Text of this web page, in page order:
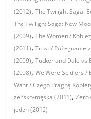
(2012),The Twilight Saga:
The Twilight Saga: New
(2009),The Women /
(2011),Trust / Pożegnanie
(2009),Tucker and Dale vs
(2008),We Were Soldiers /
Want / Czego Pragną
żeńsko-męska (2011),Zero
jeden (2012)